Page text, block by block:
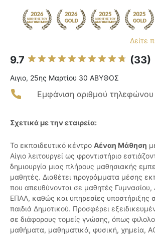
Δείτε
9.7 (33)
Αιγιο, 25ης Μαρτίου 30 ΑΒΥΘΟΣ
Εμφάνιση αριθμού τηλεφώνου
Σχετικά με την εταιρεία:
Το εκπαιδευτικό κέντρο Αέναη Μάθηση
Αίγιο λειτουργεί ως φροντιστήριο
δημιουργία μιας πλήρους μαθησιακής
μαθητές. Διαθέτει προγράμματα μέσης
που απευθύνονται σε μαθητές Γυμνασίου,
ΕΠΑΛ, καθώς και υπηρεσίες υποστήριξης
παιδιά Δημοτικού. Προσφέρει
σε διάφορους τομείς γνώσης, όπως
μαθήματα, μαθηματικά, φυσική, χημεία,